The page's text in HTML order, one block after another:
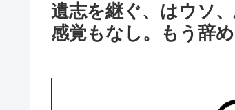
遺志を継ぐ、はウソ
感覚もなし。もう辞め